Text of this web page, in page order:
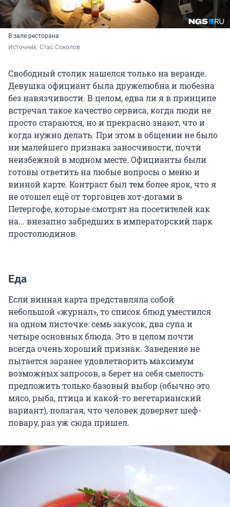
В зале ресторана
Источник: Стас Соколов
Свободный столик нашелся только на веранде.
Девушка официант была дружелюбна и любезна
без навязчивости. В целом, едва ли я в принципе
встречал такое качество сервиса, когда люди не
просто стараются, но и прекрасно знают, что и
когда нужно делать. При этом в общении не было
ни малейшего признака заносчивости, почти
неизбежной в модном месте. Официанты были
готовы ответить на любые вопросы о меню и
винной карте. Контраст был тем более ярок, что я
не отошел ещё от торговцев хот-догами в
Петергофе, которые смотрят на посетителей как
на... внезапно забредших в императорский парк
простолюдинов.
Еда
Если винная карта представляла собой
небольшой «журнал», то список блюд уместился
на одном листочке: семь закусок, два супа и
четыре основных блюда. Это в целом почти
всегда очень хороший признак. Заведение не
пытается заранее удовлетворить максимум
возможных запросов, а берет на себя смелость
предложить только базовый выбор (обычно это
мясо, рыба, птица и какой-то вегетарианский
вариант), полагая, что человек доверяет шеф-
повару, раз уж сюда пришел.